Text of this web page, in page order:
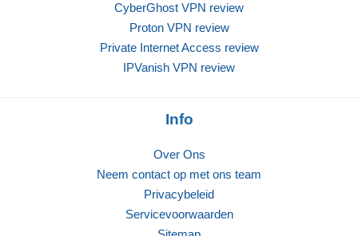
CyberGhost VPN review
Proton VPN review
Private Internet Access review
IPVanish VPN review
Info
Over Ons
Neem contact op met ons team
Privacybeleid
Servicevoorwaarden